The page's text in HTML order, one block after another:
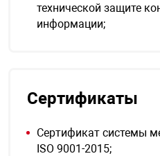
технической защите
информации;
Сертификаты
Сертификат системы
ISO 9001-2015;